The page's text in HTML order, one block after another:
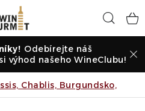
Odebírejte náš
výhod našeho WineClubu!
Chablis, Burgundsko,